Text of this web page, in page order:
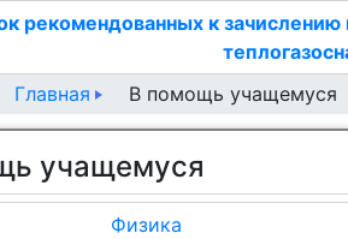
рекомендованных к
Главная В помощь учащемуся
учащемуся
Физика